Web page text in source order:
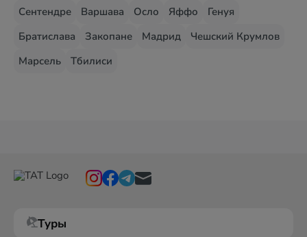
Сентендре
Варшава Осло Яффо
Генуя
Братислава
Закопане Мадрид
Чешский Крумлов
Марсель
Тбилиси
Туры